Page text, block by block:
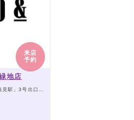
来店
予約
地店
出口から徒歩8分